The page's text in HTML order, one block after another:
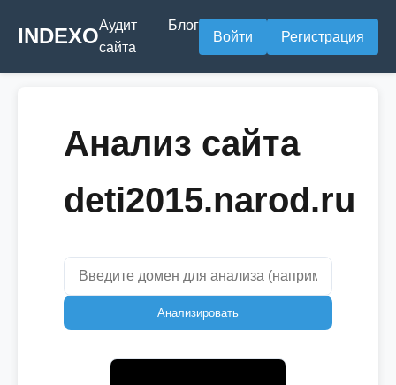
INDEXOАудит
сайта
Блог
Войти Регистрация
Анализ сайта
deti2015.narod.ru
Анализировать